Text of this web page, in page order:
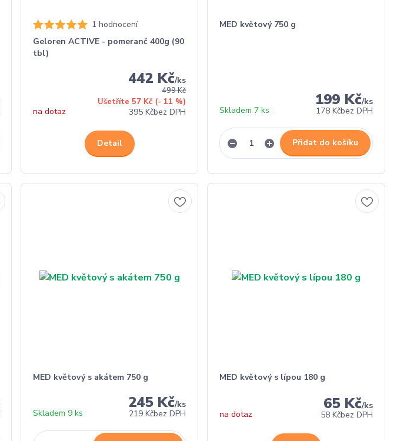
1 hodnocení
Geloren ACTIVE - pomeranč 400g (90
tbl)
499 Kč
Ušetříte 57 Kč (- 11 %)
442 Kč/ks
395 Kčbez DPH
na dotaz
Detail
MED květový 750 g
199 Kč/ks
178 Kčbez DPH
Skladem 7 ks
Přidat do košíku
MED květový s akátem 750 g
245 Kč/ks
219 Kčbez DPH
Skladem 9 ks
MED květový s lípou 180 g
65 Kč/ks
58 Kčbez DPH
na dotaz